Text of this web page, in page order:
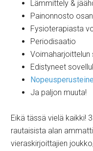
Lämmittely &
Painonnosto
Fysioterapiasta
Periodisaatio
Voimaharjoittelun
Edistyneet
Ja paljon muuta!
Eikä tässä vielä kaikki!
rautaisista alan
vieraskirjoittajien